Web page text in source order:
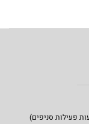
פעילות סניפים)